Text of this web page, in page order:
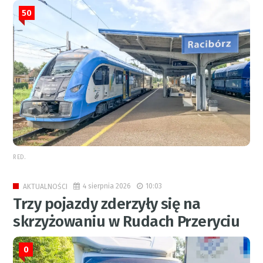
50
RED.
AKTUALNOŚCI 4 sierpnia 2026 10:03
Trzy pojazdy zderzyły się na
skrzyżowaniu w Rudach Przeryciu
0